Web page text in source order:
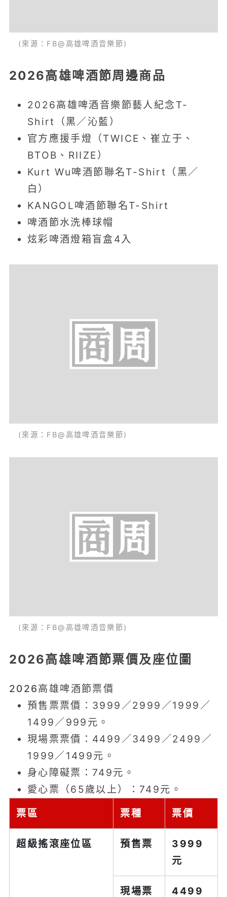
(來源：FB@高雄啤酒音樂節)
2026高雄啤酒節周邊商品
2026高雄啤酒音樂節藝人紀念T-
Shirt（黑／沁藍）
官方應援手燈（TWICE、崔立于、
BTOB、RIIZE）
Kurt Wu啤酒節聯名T-Shirt（黑／
白）
KANGOL啤酒節聯名T-Shirt
啤酒節水洗棒球帽
炫彩啤酒燈箱盲盒4入
(來源：FB@高雄啤酒音樂節)
(來源：FB@高雄啤酒音樂節)
2026高雄啤酒節票價及座位圖
2026高雄啤酒節票價
預售票票價：3999／2999／1999／
1499／999元。
現場票票價：4499／3499／2499／
1999／1499元。
身心障礙票：749元。
愛心票（65歲以上）：749元。
票區
票種 票價
超級搖滾座位區 預售票
3999
元
現場票 4499